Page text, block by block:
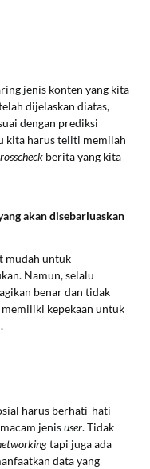
jenis konten yang kita
dijelaskan diatas,
dengan prediksi
kita harus teliti memilah
berita yang kita
akan disebarluaskan
mudah untuk
Namun, selalu
benar dan tidak
kepekaan untuk
harus berhati-hati
jenisuser. Tidak
tapi juga ada
data yang